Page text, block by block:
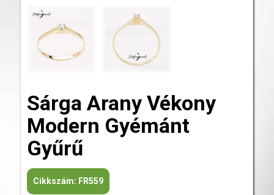
Sárga Arany Vékony
Modern Gyémánt
Gyűrű
Cikkszám: FR559